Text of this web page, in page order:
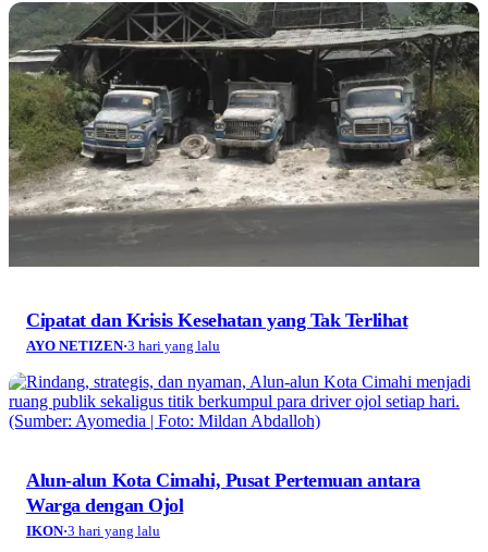
Cipatat dan Krisis Kesehatan yang Tak Terlihat
AYO NETIZEN·3 hari yang lalu
Alun-alun Kota Cimahi, Pusat Pertemuan antara
Warga dengan Ojol
IKON·3 hari yang lalu